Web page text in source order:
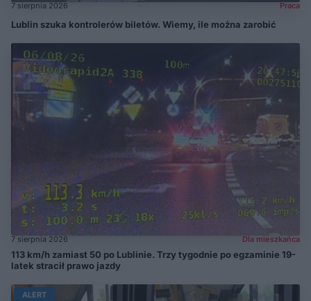
7 sierpnia 2026 Praca
Lublin szuka kontrolerów biletów. Wiemy, ile można zarobić
7 sierpnia 2026 Dla mieszkańca
113 km/h zamiast 50 po Lublinie. Trzy tygodnie po egzaminie 19-
latek stracił prawo jazdy
ALERT